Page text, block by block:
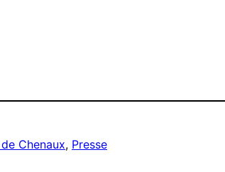
Chenaux, Presse